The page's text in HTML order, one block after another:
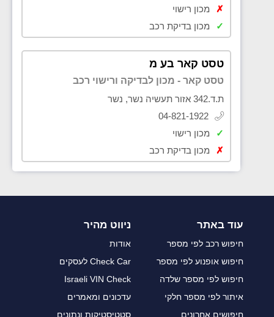
✗
מכון רישוי
✓
מכון בדיקת רכב
טסט קאר בע מ
טסט קאר - מכון לבדיקה ורישוי רכב
ת.ד.342 אזור תעשיה נשר, נשר
04-821-1922
✓
מכון רישוי
✗
מכון בדיקת רכב
עוד באתר
חיפוש רכב לפי מספר
חיפוש אופנוע לפי מספר
חיפוש לפי מספר שלדה
איתור לפי מספר חלקי
חיפושים אחרונים
ניווט מהיר
אודות
Check Car לעסקים
Israeli VIN Check
עדכונים ומאמרים
סטטיסטיקות ונתונים